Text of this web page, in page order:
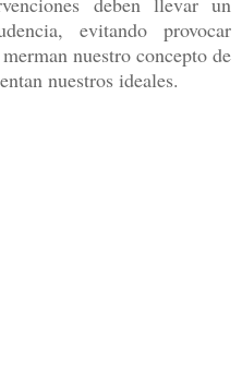
evitando provocar
nuestro concepto de
nuestros ideales.